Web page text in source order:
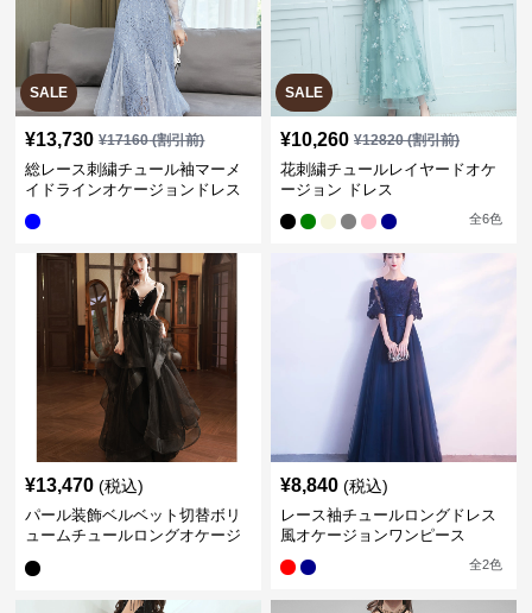
SALE
¥13,730 ¥17160(割引前)
総レース刺繍チュール袖マーメ
イドラインオケージョンドレス
SALE
¥10,260 ¥12820(割引前)
花刺繍チュールレイヤードオケ
ージョン ドレス
全6色
¥13,470 (税込)
パール装飾ベルベット切替ボリ
ュームチュールロングオケージ
¥8,840 (税込)
レース袖チュールロングドレス
風オケージョンワンピース
全2色